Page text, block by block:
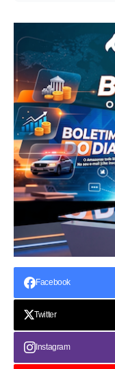
Facebook
Twitter
Instagram